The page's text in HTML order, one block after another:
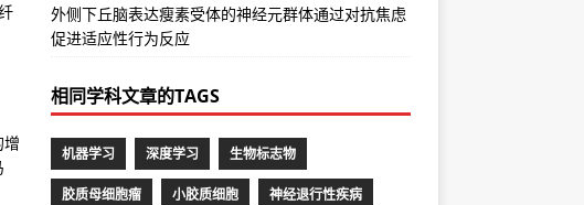
外侧下丘脑表达瘦素受体的神经元群体通过对抗焦虑
促进适应性行为反应
相同学科文章的TAGS
机器学习 深度学习 生物标志物
胶质母细胞瘤 小胶质细胞 神经退行性疾病